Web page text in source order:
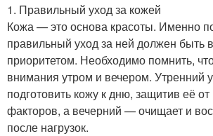
1. Правильный уход за кожей
Кожа — это основа красоты. Именно
правильный уход за ней должен быть
приоритетом. Необходимо помнить,
внимания утром и вечером. Утренний
подготовить кожу к дню, защитив её
факторов, а вечерний — очищает и
после нагрузок.